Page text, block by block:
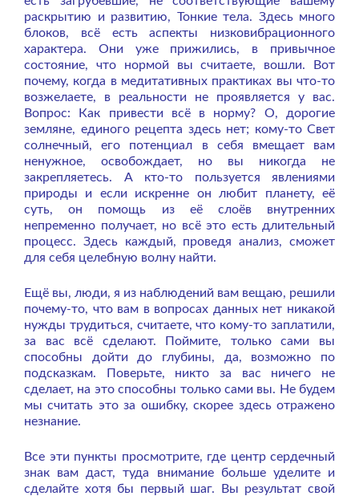
раскрытию и развитию, Тонкие тела. Здесь много
блоков, всё есть аспекты низковибрационного
характера. Они уже прижились, в привычное
состояние, что нормой вы считаете, вошли. Вот
почему, когда в медитативных практиках вы что-то
возжелаете, в реальности не проявляется у вас.
Вопрос: Как привести всё в норму? О, дорогие
земляне, единого рецепта здесь нет; кому-то Свет
солнечный, его потенциал в себя вмещает вам
ненужное, освобождает, но вы никогда не
закрепляетесь. А кто-то пользуется явлениями
природы и если искренне он любит планету, её
суть, он помощь из её слоёв внутренних
непременно получает, но всё это есть длительный
процесс. Здесь каждый, проведя анализ, сможет
для себя целебную волну найти.
Ещё вы, люди, я из наблюдений вам вещаю, решили
почему-то, что вам в вопросах данных нет никакой
нужды трудиться, считаете, что кому-то заплатили,
за вас всё сделают. Поймите, только сами вы
способны дойти до глубины, да, возможно по
подсказкам. Поверьте, никто за вас ничего не
сделает, на это способны только сами вы. Не будем
мы считать это за ошибку, скорее здесь отражено
незнание.
Все эти пункты просмотрите, где центр сердечный
знак вам даст, туда внимание больше уделите и
сделайте хотя бы первый шаг. Вы результат свой